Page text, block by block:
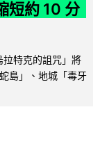
短約 10 分
拉特克的詛咒」將
島」、地城「毒牙